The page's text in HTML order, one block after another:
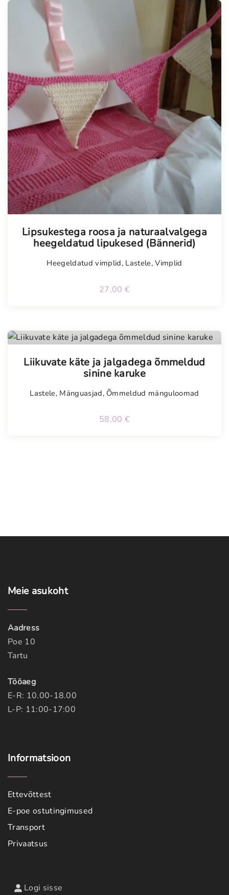
Lipsukestega roosa ja naturaalvalgega
heegeldatud lipukesed (Bännerid)
Heegeldatud vimplid, Lastele,Vimplid
27,00 €
Liikuvate käte ja jalgadega õmmeldud
sinine karuke
Lastele, Mänguasjad, Õmmeldud mänguloomad
58,00 €
Meie asukoht
Aadress
Poe 10
Tartu
Tööaeg
E-R: 10.00-18.00
L-P: 11:00-17:00
Informatsioon
Ettevõttest
E-poe ostutingimused
Transport
Privaatsus
Logi sisse